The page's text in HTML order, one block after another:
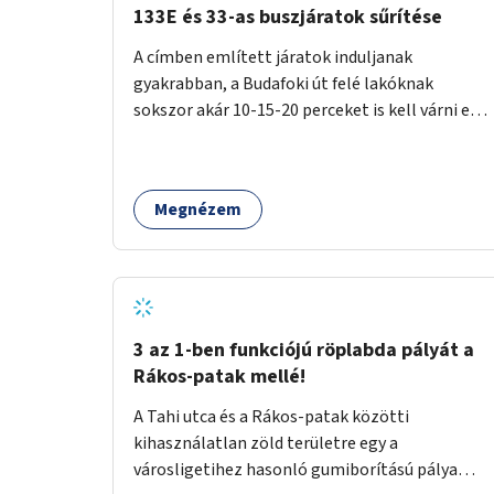
133E és 33-as buszjáratok sűrítése
A címben említett járatok induljanak
gyakrabban, a Budafoki út felé lakóknak
sokszor akár 10-15-20 perceket is kell várni egy
Megnézem
3 az 1-ben funkciójú röplabda pályát a
Rákos-patak mellé!
A Tahi utca és a Rákos-patak közötti
kihasználatlan zöld területre egy a
városligetihez hasonló gumiborítású pálya